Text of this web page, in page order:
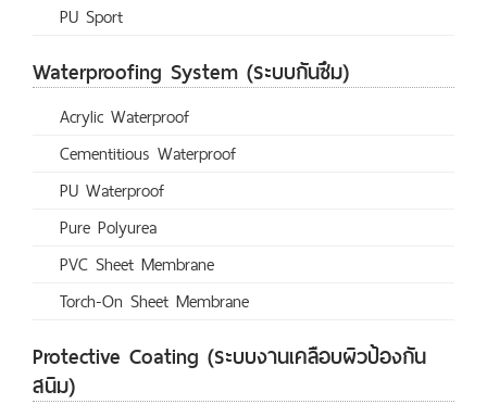
PU Sport
Waterproofing System (ระบบกันซึม)
Acrylic Waterproof
Cementitious Waterproof
PU Waterproof
Pure Polyurea
PVC Sheet Membrane
Torch-On Sheet Membrane
Protective Coating (ระบบงานเคลือบผิวป้องกัน
สนิม)